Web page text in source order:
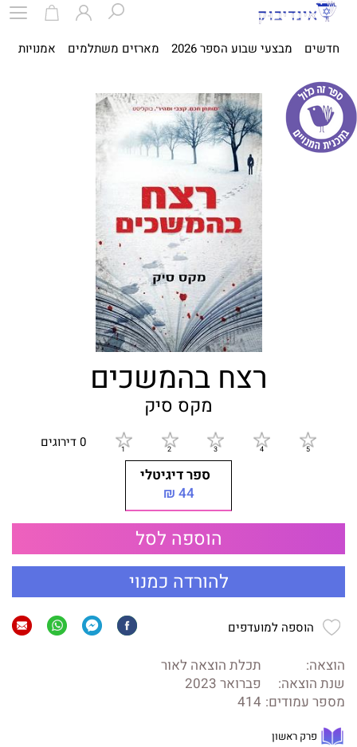
חדשים מבצעי שבוע הספר 2026 מארזים משתלמים אמנויות
רצח בהמשכים
מקס סיק
0 דירוגים
ספר דיגיטלי
44 ₪
הוספה לסל
להורדה כמנוי
הוספה למועדפים
הוצאה:
תכלת הוצאה לאור
שנת הוצאה:
פברואר 2023
מספר עמודים: 414
פרק ראשון